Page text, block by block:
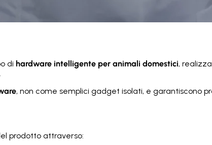
di hardware intelligente per animali domestici,
, non come semplici gadget isolati, e garantiscono
prodotto attraverso: